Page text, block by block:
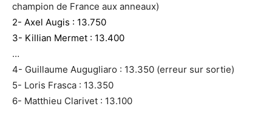
champion de France aux anneaux)
2- Axel Augis : 13.750
3- Killian Mermet : 13.400
…
4- Guillaume Augugliaro : 13.350 (erreur sur sortie)
5- Loris Frasca : 13.350
6- Matthieu Clarivet : 13.100